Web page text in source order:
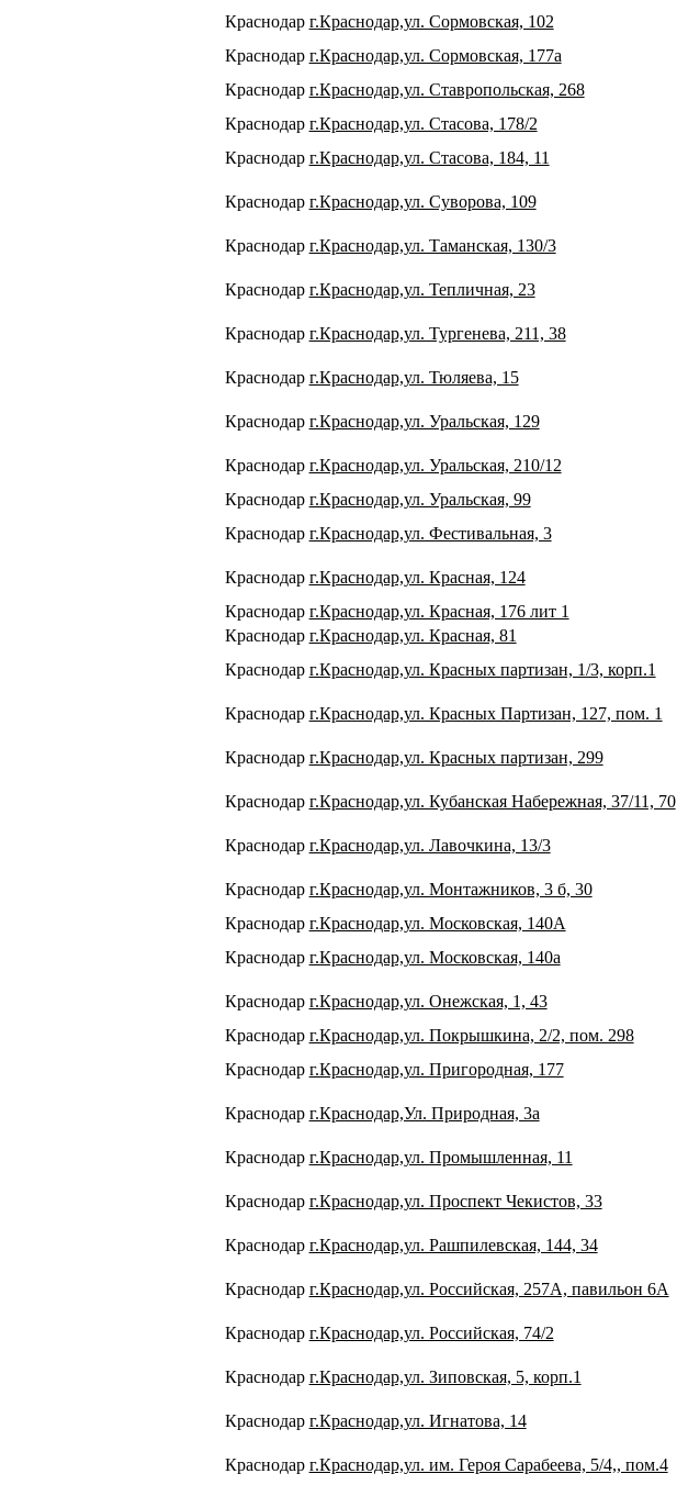
Краснодар г.Краснодар,ул. Сормовская, 102
Краснодар г.Краснодар,ул. Сормовская, 177а
Краснодар г.Краснодар,ул. Ставропольская, 268
Краснодар г.Краснодар,ул. Стасова, 178/2
Краснодар г.Краснодар,ул. Стасова, 184, 11
Краснодар г.Краснодар,ул. Суворова, 109
Краснодар г.Краснодар,ул. Таманская, 130/3
Краснодар г.Краснодар,ул. Тепличная, 23
Краснодар г.Краснодар,ул. Тургенева, 211, 38
Краснодар г.Краснодар,ул. Тюляева, 15
Краснодар г.Краснодар,ул. Уральская, 129
Краснодар г.Краснодар,ул. Уральская, 210/12
Краснодар г.Краснодар,ул. Уральская, 99
Краснодар г.Краснодар,ул. Фестивальная, 3
Краснодар г.Краснодар,ул. Красная, 124
Краснодар г.Краснодар,ул. Красная, 176 лит 1
Краснодар г.Краснодар,ул. Красная, 81
Краснодар г.Краснодар,ул. Красных партизан, 1/3, корп.1
Краснодар г.Краснодар,ул. Красных Партизан, 127, пом. 1
Краснодар г.Краснодар,ул. Красных партизан, 299
Краснодар г.Краснодар,ул. Кубанская Набережная, 37/11, 70
Краснодар г.Краснодар,ул. Лавочкина, 13/3
Краснодар г.Краснодар,ул. Монтажников, 3 б, 30
Краснодар г.Краснодар,ул. Московская, 140А
Краснодар г.Краснодар,ул. Московская, 140а
Краснодар г.Краснодар,ул. Онежская, 1, 43
Краснодар г.Краснодар,ул. Покрышкина, 2/2, пом. 298
Краснодар г.Краснодар,ул. Пригородная, 177
Краснодар г.Краснодар,Ул. Природная, 3а
Краснодар г.Краснодар,ул. Промышленная, 11
Краснодар г.Краснодар,ул. Проспект Чекистов, 33
Краснодар г.Краснодар,ул. Рашпилевская, 144, 34
Краснодар г.Краснодар,ул. Российская, 257A, павильон 6А
Краснодар г.Краснодар,ул. Российская, 74/2
Краснодар г.Краснодар,ул. Зиповская, 5, корп.1
Краснодар г.Краснодар,ул. Игнатова, 14
Краснодар г.Краснодар,ул. им. Героя Сарабеева, 5/4,, пом.4